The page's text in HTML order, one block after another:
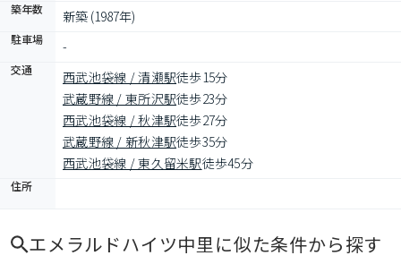
築年数 新築 (1987年)
駐車場 -
交通 西武池袋線 / 清瀬駅徒歩15分
武蔵野線 / 東所沢駅徒歩23分
西武池袋線 / 秋津駅徒歩27分
武蔵野線 / 新秋津駅徒歩35分
西武池袋線 / 東久留米駅徒歩45分
住所
エメラルドハイツ中里に似た条件から探す